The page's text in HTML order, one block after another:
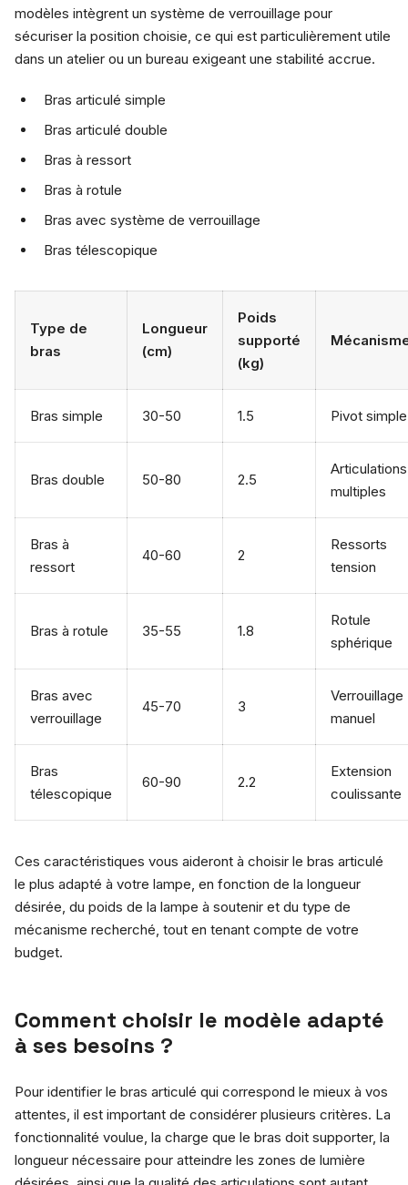
modèles intègrent un système de verrouillage pour
sécuriser la position choisie, ce qui est particulièrement utile
dans un atelier ou un bureau exigeant une stabilité accrue.
Bras articulé simple
Bras articulé double
Bras à ressort
Bras à rotule
Bras avec système de verrouillage
Bras télescopique
Type de
bras
Longueur
(cm)
Poids
supporté
(kg)
Bras simple 30-50 1.5 Pivot simple
Bras double 50-80 2.5
Articulations
multiples
Bras à
ressort
40-60 2
Ressorts
tension
Bras à rotule 35-55 1.8
Rotule
sphérique
Bras avec
verrouillage
45-70 3
Verrouillage
manuel
Bras
télescopique
60-90 2.2
Extension
coulissante
Ces caractéristiques vous aideront à choisir le bras articulé
le plus adapté à votre lampe, en fonction de la longueur
désirée, du poids de la lampe à soutenir et du type de
mécanisme recherché, tout en tenant compte de votre
budget.
Comment choisir le modèle adapté
à ses besoins ?
Pour identifier le bras articulé qui correspond le mieux à vos
attentes, il est important de considérer plusieurs critères. La
fonctionnalité voulue, la charge que le bras doit supporter, la
longueur nécessaire pour atteindre les zones de lumière